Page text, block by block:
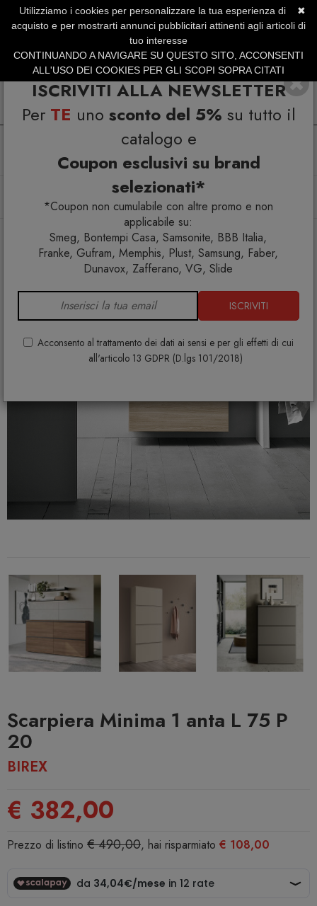
ISCRIVITI ALLA NEWSLETTER
Per TE uno sconto del 5% su tutto il
catalogo e
Coupon esclusivi su brand
selezionati*
*Coupon non cumulabile con altre promo e non
applicabile su:
Smeg, Bontempi Casa, Samsonite, BBB Italia,
Franke, Gufram, Memphis, Plust, Samsung, Faber,
Dunavox, Zafferano, VG, Slide
ISCRIVITI
Acconsento al trattamento dei dati ai sensi e per gli effetti di cui
all'articolo 13 GDPR (D.lgs 101/2018)
SERVIZIO CLIENTI +39.0773.470.562
SUMMER SALES | Fino al 31 Agosto
Complementi
Scarpiere
Scarpiera Minima 1 anta L 75 P 20
Scarpiera Minima 1 anta L 75 P
20
BIREX
€ 382,00
Prezzo di listino € 490,00, hai risparmiato € 108,00
✖
Utilizziamo i cookies per personalizzare la tua esperienza di
acquisto e per mostrarti annunci pubblicitari attinenti agli articoli di
tuo interesse
CONTINUANDO A NAVIGARE SU QUESTO SITO, ACCONSENTI
ALL'USO DEI COOKIES PER GLI SCOPI SOPRA CITATI